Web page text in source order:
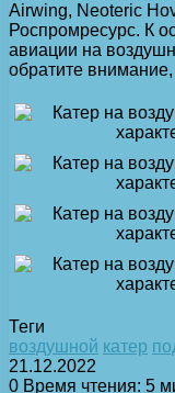
Airwing, Neoteric
Роспромресурс. К
авиации на
обратите
Теги
воздушной катер
21.12.2022
0 Время чтения: 5